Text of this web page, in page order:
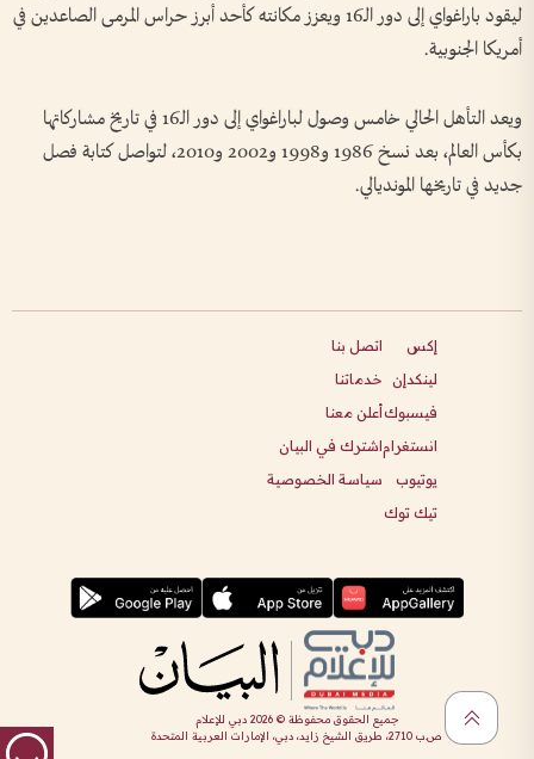
ليقود باراغواي إلى دور الـ16 ويعزز مكانته كأحد أبرز حراس المرمى الصاعدين في
أمريكا الجنوبية.
ويعد التأهل الحالي خامس وصول لباراغواي إلى دور الـ16 في تاريخ مشاركاتها
بكأس العالم، بعد نسخ 1986 و1998 و2002 و2010، لتواصل كتابة فصل
جديد في تاريخها المونديالي.
إكس
لينكدإن
فيسبوك
انستغرام
يوتيوب
تيك توك
اتصل بنا
خدماتنا
أعلن معنا
اشترك في البيان
سياسة الخصوصية
جميع الحقوق محفوظة ©2026 دبي للإعلام
ص.ب 2710، طريق الشيخ زايد، دبي، الإمارات العربية المتحدة